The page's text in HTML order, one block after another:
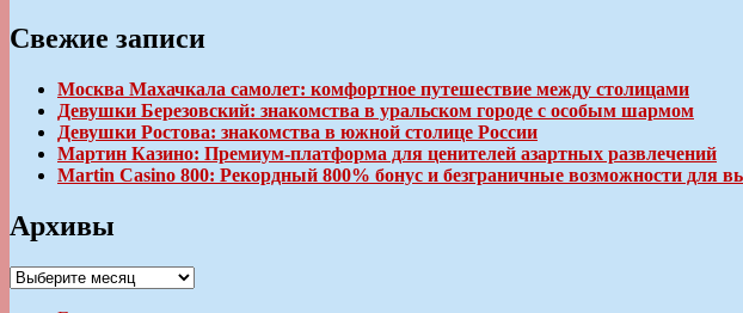
Свежие записи
Москва Махачкала самолет: комфортное путешествие между столицами
Девушки Березовский: знакомства в уральском городе с особым шармом
Девушки Ростова: знакомства в южной столице России
Мартин Казино: Премиум-платформа для ценителей азартных развлечений
Martin Casino 800: Рекордный 800% бонус и безграничные возможности для
Архивы
Архивы